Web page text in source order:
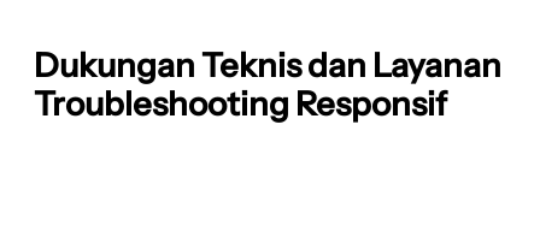
Dukungan Teknis dan Layanan
Troubleshooting Responsif